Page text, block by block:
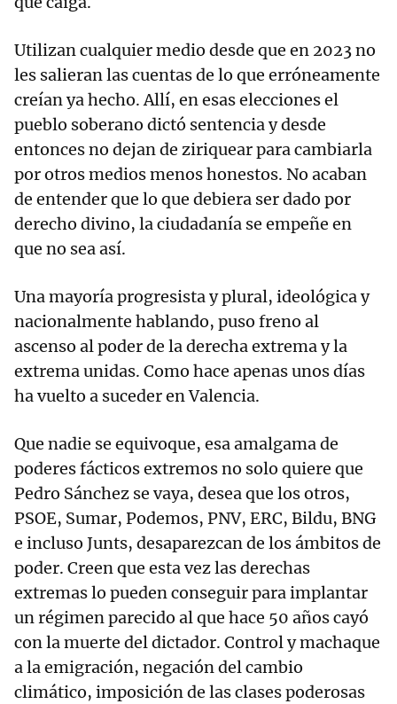
Utilizan cualquier medio desde que en 2023 no
les salieran las cuentas de lo que erróneamente
creían ya hecho. Allí, en esas elecciones el
pueblo soberano dictó sentencia y desde
entonces no dejan de ziriquear para cambiarla
por otros medios menos honestos. No acaban
de entender que lo que debiera ser dado por
derecho divino, la ciudadanía se empeñe en
que no sea así.
Una mayoría progresista y plural, ideológica y
nacionalmente hablando, puso freno al
ascenso al poder de la derecha extrema y la
extrema unidas. Como hace apenas unos días
ha vuelto a suceder en Valencia.
Que nadie se equivoque, esa amalgama de
poderes fácticos extremos no solo quiere que
Pedro Sánchez se vaya, desea que los otros,
PSOE, Sumar, Podemos, PNV, ERC, Bildu, BNG
e incluso Junts, desaparezcan de los ámbitos de
poder. Creen que esta vez las derechas
extremas lo pueden conseguir para implantar
un régimen parecido al que hace 50 años cayó
con la muerte del dictador. Control y machaque
a la emigración, negación del cambio
climático, imposición de las clases poderosas